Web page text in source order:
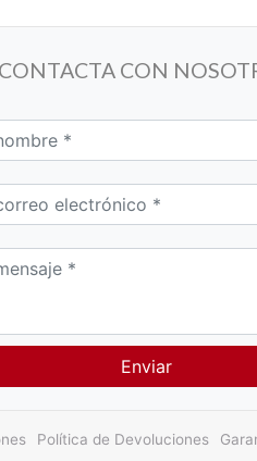
CONTACTA CON
Política de Devoluciones